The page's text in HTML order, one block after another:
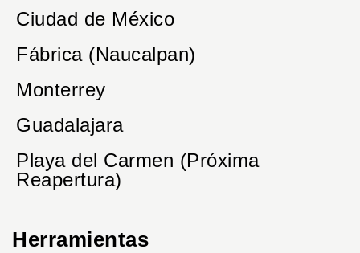
Ciudad de México
Fábrica (Naucalpan)
Monterrey
Guadalajara
Playa del Carmen (Próxima
Reapertura)
Herramientas